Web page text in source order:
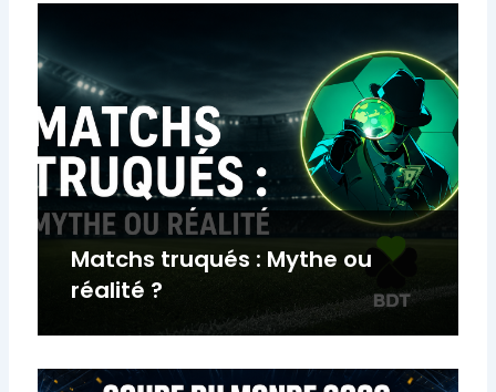
Matchs truqués : Mythe ou
réalité ?